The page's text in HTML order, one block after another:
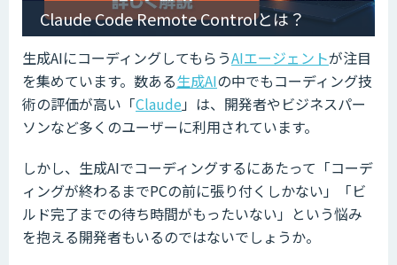
Claude Code Remote Controlとは？
生成AIにコーディングしてもらうAIエージェントが注目
を集めています。数ある生成AIの中でもコーディング技
術の評価が高い「Claude」は、開発者やビジネスパー
ソンなど多くのユーザーに利用されています。
しかし、生成AIでコーディングするにあたって「コーデ
ィングが終わるまでPCの前に張り付くしかない」「ビ
ルド完了までの待ち時間がもったいない」という悩み
を抱える開発者もいるのではないでしょうか。